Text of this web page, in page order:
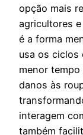
opção mais
agricultores
é a forma
usa os ciclos
menor
danos às
interagem
também